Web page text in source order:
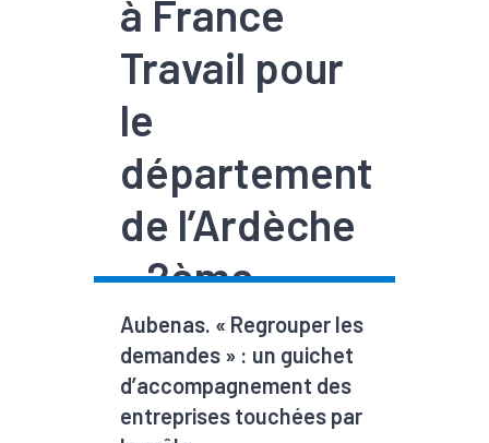
à France
Travail pour
le
département
de l’Ardèche
- 2ème
trimestre ...
Aubenas. « Regrouper les
demandes » : un guichet
d’accompagnement des
entreprises touchées par